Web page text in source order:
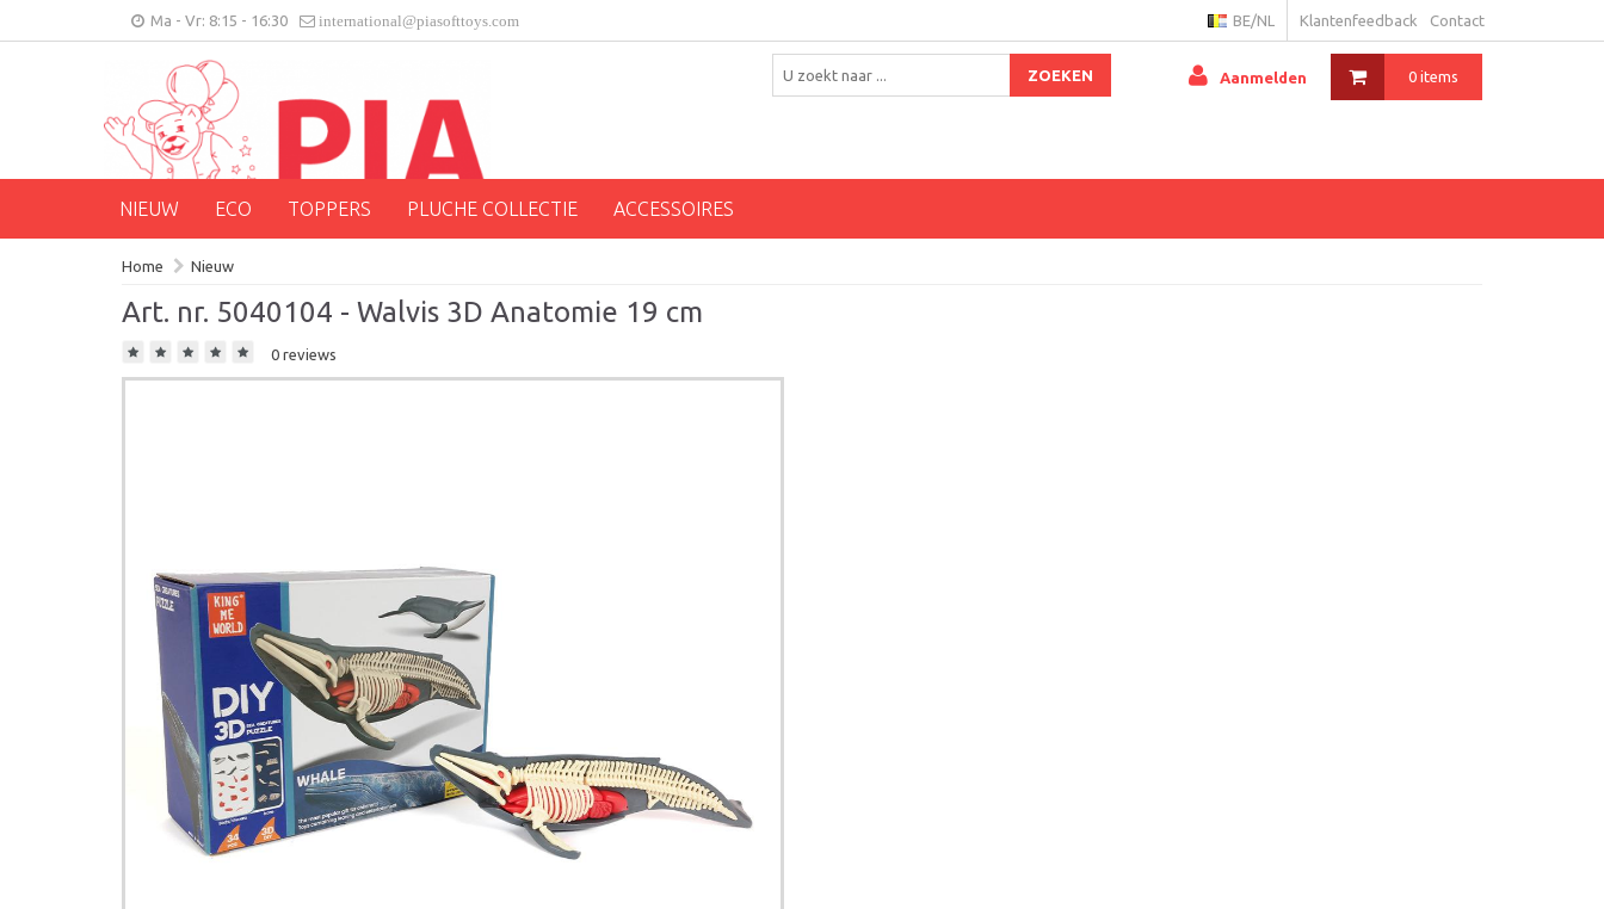
Ma - Vr: 8:15 - 16:30 international@piasofttoys.com Klantenfeedback Contact
BE/NL
0 items
Aanmelden
ZOEKEN
NIEUW ECO TOPPERS PLUCHE COLLECTIE ACCESSOIRES
Home Nieuw
Art. nr. 5040104 - Walvis 3D Anatomie 19 cm
0 reviews